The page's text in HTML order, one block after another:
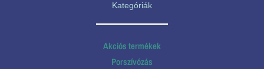
Kategóriák
Akciós termékek
Porszívózás